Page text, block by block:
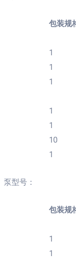
包装规
1
1
1
1
1
10
1
型号：
包装规
1
1